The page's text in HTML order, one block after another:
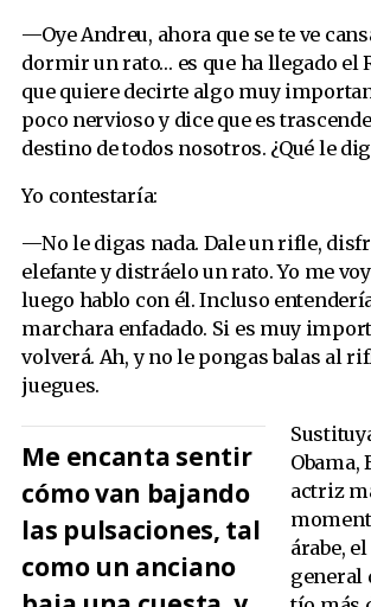
—Oye Andreu, ahora que se te ve
dormir un rato… es que ha llegado el
que quiere decirte algo muy
poco nervioso y dice que es
destino de todos nosotros. ¿Qué le
Yo contestaría:
—No le digas nada. Dale un rifle,
elefante y distráelo un rato. Yo me
luego hablo con él. Incluso
marchara enfadado. Si es muy
volverá. Ah, y no le pongas balas al
juegues.
Me encanta sentir
cómo van bajando
las pulsaciones, tal
como un anciano
Obama,
actriz
árabe,
general